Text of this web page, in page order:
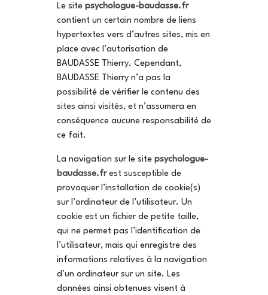
Le site psychologue-baudasse.fr
contient un certain nombre de liens
hypertextes vers d’autres sites, mis en
place avec l’autorisation de
BAUDASSE Thierry. Cependant,
BAUDASSE Thierry n’a pas la
possibilité de vérifier le contenu des
sites ainsi visités, et n’assumera en
conséquence aucune responsabilité de
ce fait.
La navigation sur le site psychologue-
baudasse.frest susceptible de
provoquer l’installation de cookie(s)
sur l’ordinateur de l’utilisateur. Un
cookie est un fichier de petite taille,
qui ne permet pas l’identification de
l’utilisateur, mais qui enregistre des
informations relatives à la navigation
d’un ordinateur sur un site. Les
données ainsi obtenues visent à